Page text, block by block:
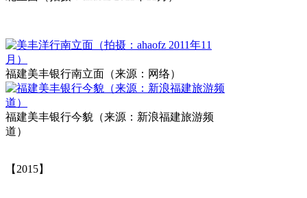
福建美丰银行南立面（来源：网络）
福建美丰银行今貌（来源：新浪福建旅游频
道）
【2015】